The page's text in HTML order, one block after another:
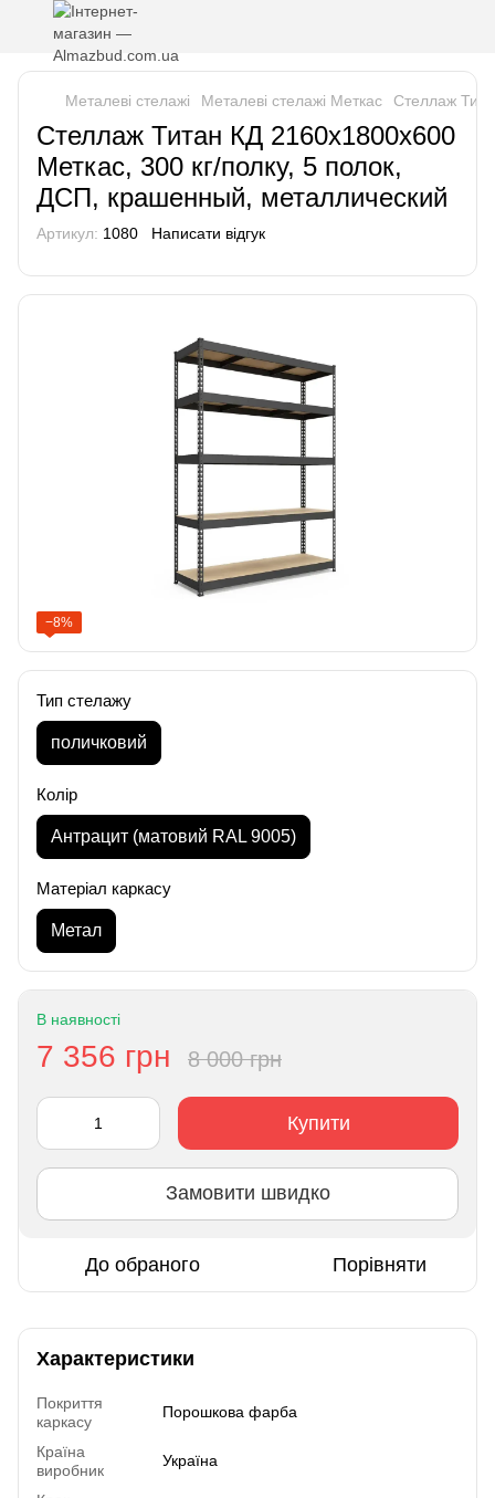
Металеві стелажі Металеві стелажі Меткас Стеллаж
Стеллаж Титан КД 2160х1800х600
Меткас, 300 кг/полку, 5 полок,
ДСП, крашенный, металлический
Артикул: 1080 Написати відгук
−8%
Тип стелажу
поличковий
Колір
Антрацит (матовий RAL 9005)
Матеріал каркасу
Метал
В наявності
7 356 грн 8 000 грн
Купити
Замовити швидко
До обраного Порівняти
Характеристики
Покриття
каркасу
Порошкова фарба
Країна
виробник
Україна